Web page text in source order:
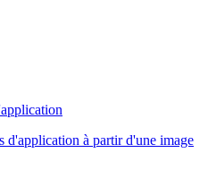
d'application à partir d'une image